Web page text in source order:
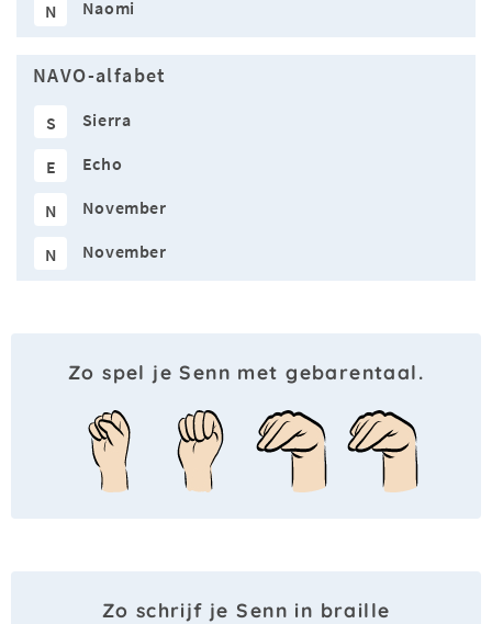
N Naomi
NAVO-alfabet
S Sierra
E Echo
N November
N November
Zo spel je Senn met gebarentaal.
Zo schrijf je Senn in braille